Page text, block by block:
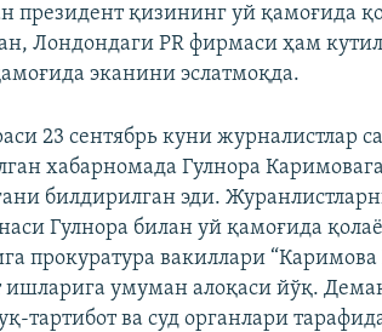
президент қизининг уй қамоғида
Лондондаги PR фирмаси ҳам
эканини эслатмоқда.
23 сентябрь куни журналистлар
хабарномада Гулнора
билдирилган эди.
Гулнора билан уй қамоғида
прокуратура вакиллари
ишларига умуман алоқаси йўқ.
тартибот ва суд органлари